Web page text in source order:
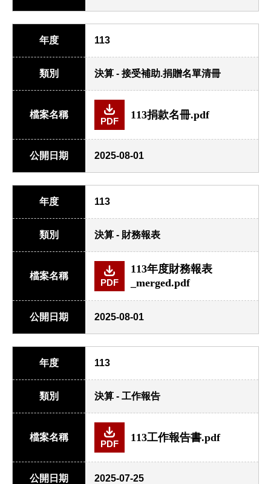
年度 113
類別 決算 - 接受補助.捐贈名單清冊
檔案名稱
PDF
113捐款名冊.pdf
公開日期 2025-08-01
年度 113
類別 決算 - 財務報表
檔案名稱
PDF
113年度財務報表
_merged.pdf
公開日期 2025-08-01
年度 113
類別 決算 - 工作報告
檔案名稱
PDF
113工作報告書.pdf
公開日期 2025-07-25